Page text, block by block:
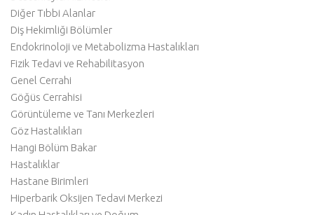
Diğer Tıbbi Alanlar
Diş Hekimliği Bölümler
Endokrinoloji ve Metabolizma Hastalıkları
Fizik Tedavi ve Rehabilitasyon
Genel Cerrahi
Göğüs Cerrahisi
Görüntüleme ve Tanı Merkezleri
Göz Hastalıkları
Hangi Bölüm Bakar
Hastalıklar
Hastane Birimleri
Hiperbarik Oksijen Tedavi Merkezi